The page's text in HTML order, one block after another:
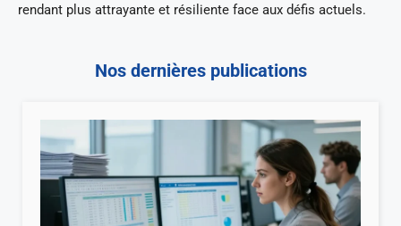
rendant plus attrayante et résiliente face aux défis actuels.
Nos dernières publications